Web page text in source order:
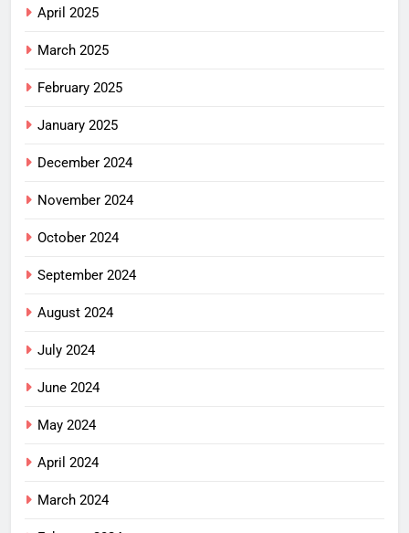
April 2025
March 2025
February 2025
January 2025
December 2024
November 2024
October 2024
September 2024
August 2024
July 2024
June 2024
May 2024
April 2024
March 2024